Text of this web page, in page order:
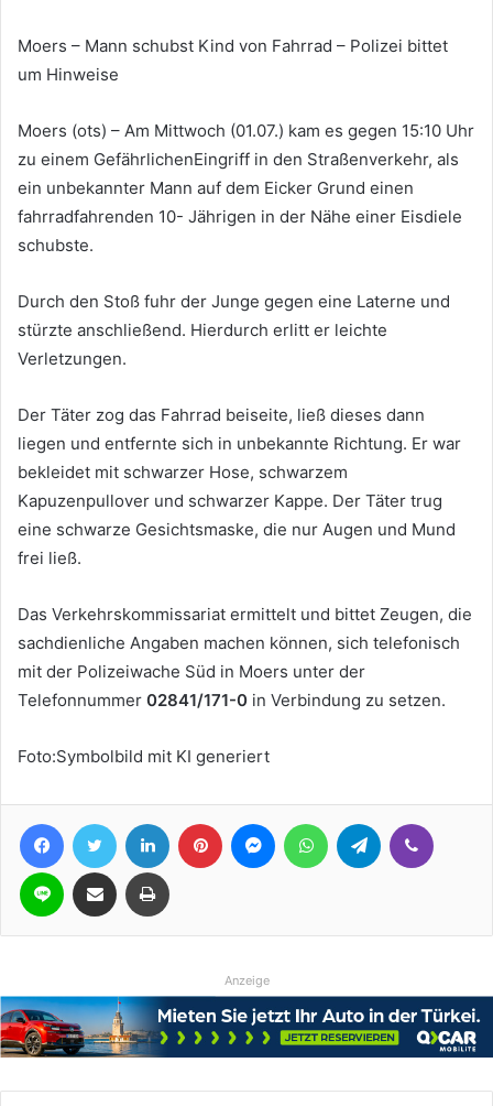
Moers – Mann schubst Kind von Fahrrad – Polizei bittet
um Hinweise
Moers (ots) – Am Mittwoch (01.07.) kam es gegen 15:10 Uhr
zu einem GefährlichenEingriff in den Straßenverkehr, als
ein unbekannter Mann auf dem Eicker Grund einen
fahrradfahrenden 10- Jährigen in der Nähe einer Eisdiele
schubste.
Durch den Stoß fuhr der Junge gegen eine Laterne und
stürzte anschließend. Hierdurch erlitt er leichte
Verletzungen.
Der Täter zog das Fahrrad beiseite, ließ dieses dann
liegen und entfernte sich in unbekannte Richtung. Er war
bekleidet mit schwarzer Hose, schwarzem
Kapuzenpullover und schwarzer Kappe. Der Täter trug
eine schwarze Gesichtsmaske, die nur Augen und Mund
frei ließ.
Das Verkehrskommissariat ermittelt und bittet Zeugen, die
sachdienliche Angaben machen können, sich telefonisch
mit der Polizeiwache Süd in Moers unter der
Telefonnummer 02841/171-0 in Verbindung zu setzen.
Foto:Symbolbild mit KI generiert
FacebookTwitter LinkedIn Pinterest MessengerWhatsAppTelegram
Line Teile per E-Mail Drucken
Anzeige